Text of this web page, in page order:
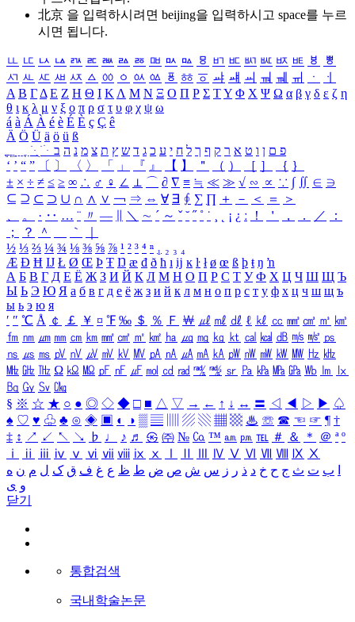
北京 을 입력하시려면 beijing을 입력하시고 space를 누르
시면 됩니다.
ㅥ ㅦ ㅧ ㅨ ㅩ ㅪ ㅫ ㅬ ㅭ ㅮ ㅯ ㅰ ㅱ ㅲ ㅳ ㅴ ㅵ ㅶ ㅷ ㅸ
ㅹ
ㅺ ㅻ ㅼ ㅽ ㅾ ㅿ ㆀ ㆁ ㆂ ㆃ ㆄ ㆅ ㆆ ㆇ ㆈ ㆉ ㆊ ㆋ ㆌ ㆍ
ㆎ
Α Β ΓΔ Ε Ζ Η Θ Ι ΚΛ Μ Ν Ξ Ο Π Ρ Σ ΤΥ Φ Χ Ψ Ω α β γ δ ε ζ η
θ ι κ λ μ ν ξ ο π ρ σ τ υ φ χ ψ ω
á à Á À é è É È ç Ç ê
Ä Ö Ü ä ö ü ß
ִֶֹ ֻּ ׁׂ פ ם ן ו ט א ר ק ף ך ל ח י ע כ ג ד ש ץ ת צ מ נ ה ב
‘ ’ “ ” 〔 〕 〈 〉 「 」 『 』 【 】 ＂ （ ） ［ ］ ｛ ｝
± × ÷ ≠ ≤ ≥ ∞ ∴ ♂ ♀ ∠ ⊥ ⌒ ∂ ∇ ≡ ≒ ≪ ≫ √ ∽ ∝ ∵ ∫ ∬ ∈ ∋
⊆ ⊇ ⊂ ⊃ ∪ ∩ ∧ ∨ ￢ ⇒ ⇔ ∀ ∃ ∮ ∑ ∏ ＋ － ＜ ＝
＞
、
。 · ‥ … ¨ 〃 ― ＼ ∼ ´ ～ ˇ ˘ ˝ ˚ ˙ ¸ ¡ ¿ ː ！ ＇ ， ． ／
：
；
？ ＾ ｀
½ ⅓ ⅔ ¼ ¾ ⅛ ⅜ ⅝ ⅞ ¹ ² ³ ⁴ ⁿ ₁ ₂ ₃ ₄
Æ Ð Ħ Ĳ Ł Ø Œ Þ Ŧ Ŋ æ đ ð ħ ı ĳ ĸ ŀ ł ø œ ß þ ŧ ŋ ŉ
А Б В Г Д Е Ё Ж З И Й К Л М Н О П Р С Т У Ф Х Ц Ч Ш Щ Ъ
Ы Ь Э Ю Я а б в г д е ё ж з и й к л м н о п р с т у ф х ц ч ш щ ъ
ы ь э ю я
′ ″ ℃ Å ￠ ￡ ￥ ¤ ℉ ‰ ＄ ％ Ｆ ￦ ㎕ ㎖ ㎗ ℓ ㎘ ㏄ ㎣ ㎤ ㎥ ㎦
㎙ ㎚ ㎛ ㎜ ㎝ ㎞ ㎟ ㎠ ㎡ ㎢ ㏊ ㎍ ㎎ ㎏ ㏏ ㎈ ㎉ ㏈ ㎧ ㎨ ㎰
㎱ ㎲ ㎳ ㎴ ㎵ ㎶ ㎷ ㎸ ㎹ ㎀ ㎁ ㎂ ㎃ ㎄ ㎺ ㎻ ㎽ ㎾ ㎿ ㎐ ㎑
㎒ ㎓ ㎔ Ω ㏀ ㏁ ㎊ ㎋ ㎌ ㏖ ㏅ ㎭ ㎮ ㎯ ㏛ ㎩ ㎪ ㎫ ㎬ ㏝ ㏐
㏓
㏃ ㏉ ㏜ ㏆
§ ※ ☆ ★ ○ ● ◎ ◇ ◆ □ ■ △ ▽ → ← ↑ ↓ ↔ 〓 ◁ ◀ ▷ ▶ ♤
♠ ♡ ♥ ♧ ♣ ⊙ ◈ ▣ ◐ ◑ ▒ ▤ ▨ ▧ ▦ ▩ ♨ ☏ ☎ ☜ ☞ ¶ †
‡ ↕ ↗ ↙ ↖ ↘ ♭ ♩ ♪ ♬ ㉿ ㈜ № ㏇ ™ ㏂ ㏘ ℡ ＃ ＆ ＊ ＠ ª º
ⅰ
ⅱ ⅲ ⅳ ⅴ ⅵ ⅶ ⅷ ⅸ ⅹ Ⅳ Ⅴ Ⅵ Ⅶ Ⅷ Ⅸ Ⅹ
ب ت ث ج ح خ د ذ ر ز س ش ص ض ط ظ ع غ ف ق ک ل م ن ه
و ی
닫기
통합검색
국내학술논문